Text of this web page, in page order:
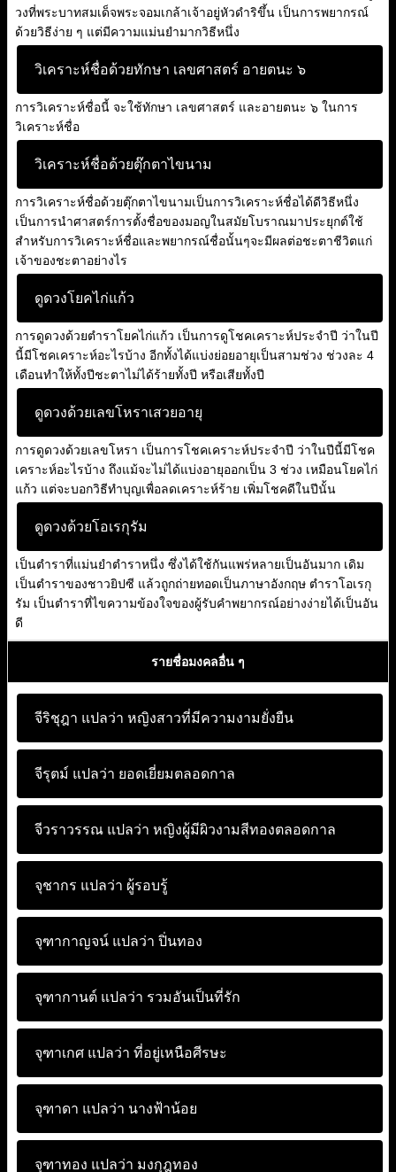
วงที่พระบาทสมเด็จพระจอมเกล้าเจ้าอยู่หัวดำริขึ้น เป็นการพยากรณ์
ด้วยวิธีง่าย ๆ แต่มีความแม่นยำมากวิธีหนึ่ง
วิเคราะห์ชื่อด้วยทักษา เลขศาสตร์ อายตนะ ๖
การวิเคราะห์ชื่อนี้ จะใช้ทักษา เลขศาสตร์ และอายตนะ ๖ ในการ
วิเคราะห์ชื่อ
วิเคราะห์ชื่อด้วยตุ๊กตาไขนาม
การวิเคราะห์ชื่อด้วยตุ๊กตาไขนามเป็นการวิเคราะห์ชื่อได้ดีวิธีหนึ่ง
เป็นการนำศาสตร์การตั้งชื่อของมอญในสมัยโบราณมาประยุกต์ใช้
สำหรับการวิเคราะห์ชื่อและพยากรณ์ชื่อนั้นๆจะมีผลต่อชะตาชีวิตแก่
เจ้าของชะตาอย่างไร
ดูดวงโยคไก่แก้ว
การดูดวงด้วยตำราโยคไก่แก้ว เป็นการดูโชคเคราะห์ประจำปี ว่าในปี
นี้มีโชคเคราะห์อะไรบ้าง อีกทั้งได้แบ่งย่อยอายุเป็นสามช่วง ช่วงละ 4
เดือนทำให้ทั้งปีชะตาไม่ได้ร้ายทั้งปี หรือเสียทั้งปี
ดูดวงด้วยเลขโหราเสวยอายุ
การดูดวงด้วยเลขโหรา เป็นการโชคเคราะห์ประจำปี ว่าในปีนี้มีโชค
เคราะห์อะไรบ้าง ถึงแม้จะไม่ได้แบ่งอายุออกเป็น 3 ช่วง เหมือนโยคไก่
แก้ว แต่จะบอกวิธีทำบุญเพื่อลดเคราะห์ร้าย เพิ่มโชคดีในปีนั้น
ดูดวงด้วยโอเรกุรัม
เป็นตำราที่แม่นยำตำราหนึ่ง ซึ่งได้ใช้กันแพร่หลายเป็นอันมาก เดิม
เป็นตำราของชาวยิปซี แล้วถูกถ่ายทอดเป็นภาษาอังกฤษ ตำราโอเรกุ
รัม เป็นตำราที่ไขความข้องใจของผู้รับคำพยากรณ์อย่างง่ายได้เป็นอัน
ดี
รายชื่อมงคลอื่น ๆ
จีริชุฎา แปลว่า หญิงสาวที่มีความงามยั่งยืน
จีรุตม์ แปลว่า ยอดเยี่ยมตลอดกาล
จีวราวรรณ แปลว่า หญิงผู้มีผิวงามสีทองตลอดกาล
จุชากร แปลว่า ผู้รอบรู้
จุฑากาญจน์ แปลว่า ปิ่นทอง
จุฑากานต์ แปลว่า รวมอันเป็นที่รัก
จุฑาเกศ แปลว่า ที่อยู่เหนือศีรษะ
จุฑาดา แปลว่า นางฟ้าน้อย
จุฑาทอง แปลว่า มงกุฎทอง